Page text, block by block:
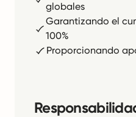
globales
Garantizando el
100%
Proporcionando